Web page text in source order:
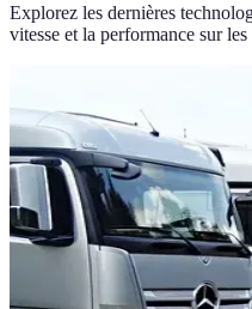
Explorez les dernières
vitesse et la performance sur